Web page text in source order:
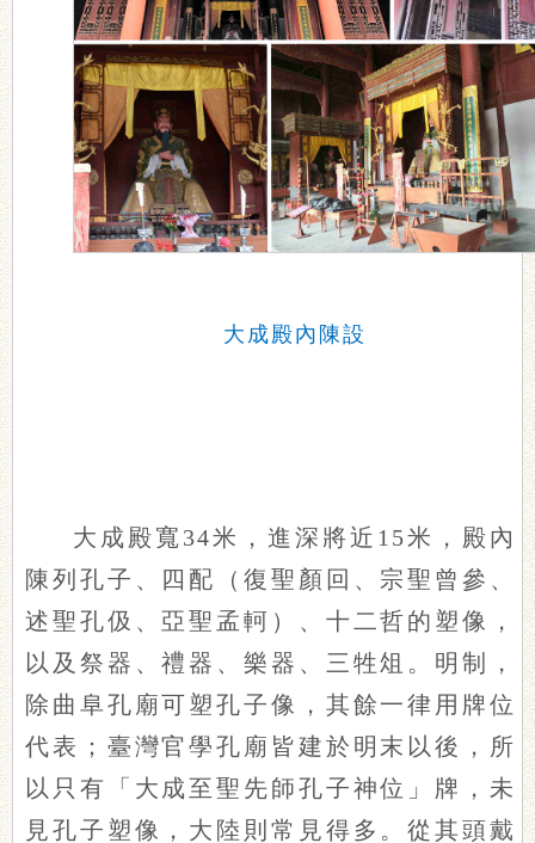
大成殿內陳設
大成殿寬34米，進深將近15米，殿內
陳列孔子、四配（復聖顏回、宗聖曾參、
述聖孔伋、亞聖孟軻）、十二哲的塑像，
以及祭器、禮器、樂器、三牲俎。明制，
除曲阜孔廟可塑孔子像，其餘一律用牌位
代表；臺灣官學孔廟皆建於明末以後，所
以只有「大成至聖先師孔子神位」牌，未
見孔子塑像，大陸則常見得多。從其頭戴